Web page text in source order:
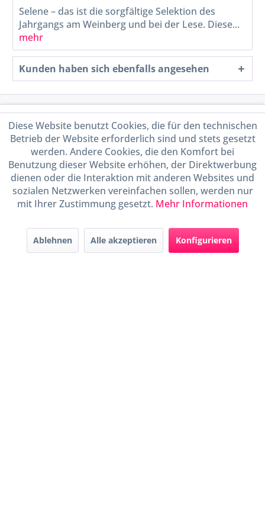
Selene – das ist die sorgfältige Selektion des
Jahrgangs am Weinberg und bei der Lese. Diese...
mehr
Kunden haben sich ebenfalls angesehen
Service Hotline
Shop Service
Informationen
Handel mit BIO-Weinen
durch DE-ÖKO-009
Diese Website benutzt Cookies, die für den technischen
Betrieb der Website erforderlich sind und stets gesetzt
werden. Andere Cookies, die den Komfort bei
Benutzung dieser Website erhöhen, der Direktwerbung
dienen oder die Interaktion mit anderen Websites und
sozialen Netzwerken vereinfachen sollen, werden nur
mit Ihrer Zustimmung gesetzt. Mehr Informationen
Ablehnen Alle akzeptieren Konfigurieren